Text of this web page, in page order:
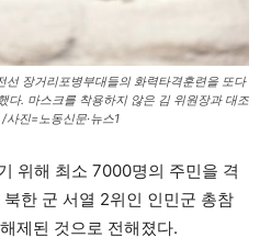
장거리포병부대들의 화력타격훈련을 또다
다. 마스크를 착용하지 않은 김 위원장과 대조
진=노동신문·뉴스1
위해 최소 7000명의 주민을 격
한 군 서열 2위인 인민군 총참
제된 것으로 전해졌다.